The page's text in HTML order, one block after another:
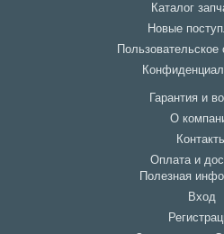
Каталог
Новые
Гарантия и
О
Оплата и
Полезная
Вход